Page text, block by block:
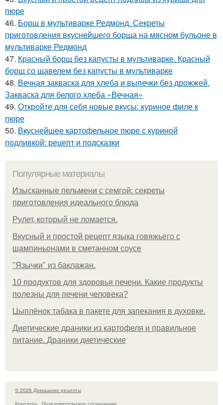
пюре
46. Борщ в мультиварке Редмонд. Секреты
приготовления вкуснейшего борща на мясном бульоне в
мультиварке Редмонд
47. Красный борщ без капусты в мультиварке. Красный
борщ со щавелем без капусты в мультиварке
48. Вечная закваска для хлеба и выпечки без дрожжей.
Закваска для белого хлеба «Вечная»
49. Откройте для себя новые вкусы: куриное филе к
пюре
50. Вкуснейшее картофельное пюре с куриной
подливкой: рецепт и подсказки
Популярные материалы
Изысканные пельмени с семгой: секреты
приготовления идеального блюда
Рулет, который не ломается.
Вкусный и простой рецепт языка говяжьего с
шампиньонами в сметанном соусе
"Язычки" из баклажан.
10 продуктов для здоровья печени. Какие продукты
полезны для печени человека?
Цыплёнок табака в пакете для запекания в духовке.
Диетические драники из картофеля и правильное
питание. Драники диетические
© 2026 Домашние рецепты
Контакты
Пользовательское соглашение